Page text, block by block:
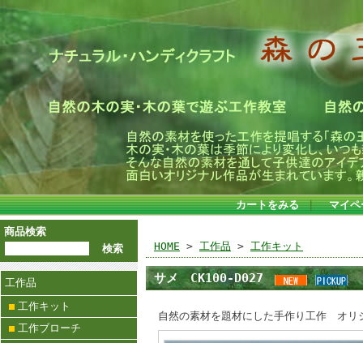
カートをみる｜ マイペ
商品検索
工作品
工作キット
工作ブローチ
HOME > 工作品 > 工作キット
サメ CK100-D027
自然の素材を題材にした手作り工作 オリ